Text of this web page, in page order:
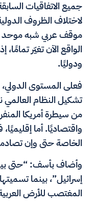
جميع الاتفاقيات
لاختلاف الظروف
موقف عربي شبه موحد
الواقع الآن تغيّر
ودوليًا.
فعلى المستوى
تشكيل النظام العالمي
من سيطرة أمريكا
واقتصاديًا. أما
الخاصة حتى وإن
وأضاف بأسف: “حتى
إسرائيل”، بينما
المغتصب للأرض